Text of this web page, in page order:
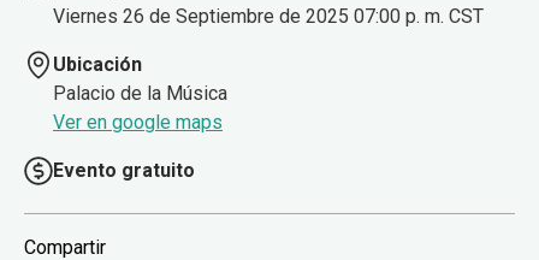
Viernes 26 de Septiembre de 2025 07:00 p. m. CST
Ubicación
Palacio de la Música
Ver en google maps
Evento gratuito
Compartir